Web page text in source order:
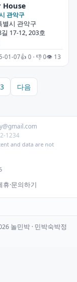
House
관악구
별시 관악구
17-12, 203호
01-07👍 0 · 👎 0👁 13
다음
1234
and data are not
휴·문의하기
놀민박 · 민박숙박정